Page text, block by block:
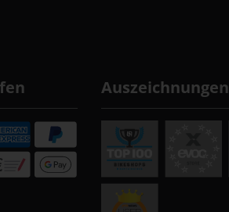
Auszeichnungen